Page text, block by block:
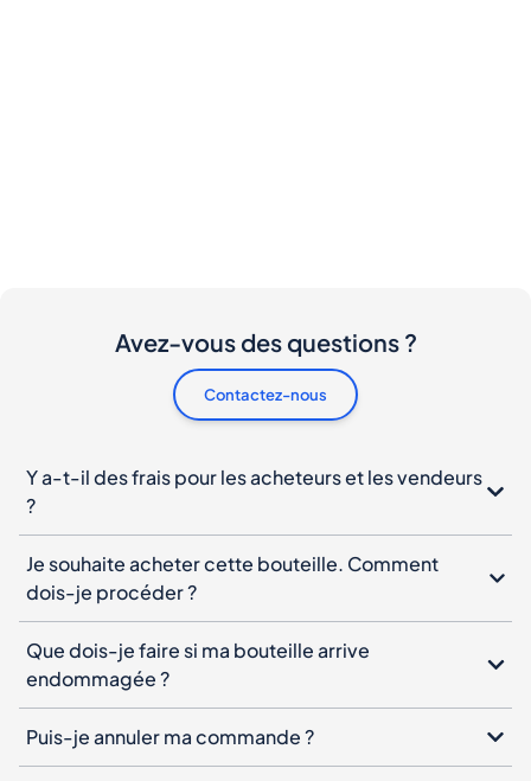
Avez-vous des questions ?
Contactez-nous
Y a-t-il des frais pour les acheteurs et les vendeurs
?
Je souhaite acheter cette bouteille. Comment
dois-je procéder ?
Que dois-je faire si ma bouteille arrive
endommagée ?
Puis-je annuler ma commande ?